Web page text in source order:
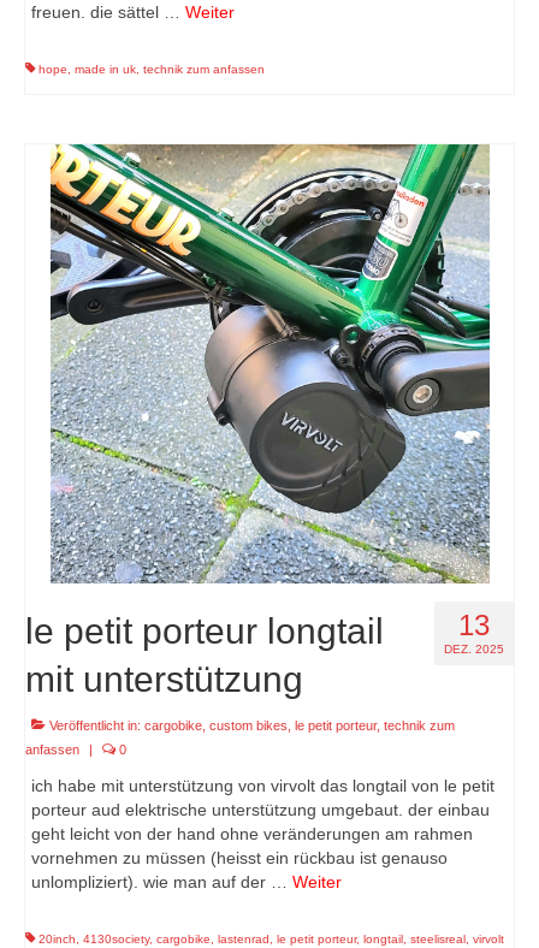
freuen. die sättel … Weiter
hope made in uk technik zum anfassen
13
DEZ. 2025
le petit porteur longtail
mit unterstützung
Veröffentlicht in: cargobike custom bikes le petit porteur, technik zum
anfassen
| 0
ich habe mit unterstützung von virvolt das longtail von le petit
porteur aud elektrische unterstützung umgebaut. der einbau
geht leicht von der hand ohne veränderungen am rahmen
vornehmen zu müssen (heisst ein rückbau ist genauso
unlompliziert). wie man auf der … Weiter
20inch 4130society, cargobike lastenrad le petit porteur, longtail steelisreal virvolt